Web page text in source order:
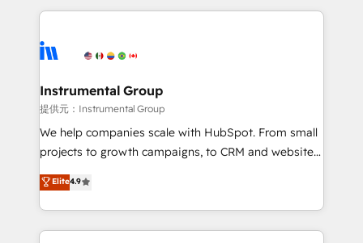
agency for an Ops problem. Don't hire a technical
agency for a growth problem. Hire a partner built to
eminent solutions & integrations. Trust us to
Elite Partners with 10+ years of HubSpot experience
Premier Partner 2023 🌟5 HubSpot Accreditations 🌟
Won HubSpot Theme Challenge 2021 🌟INBOUND’19
HubSpot Rising Star Why us? Harnessing the full
potential of the powerful HubSpot CRM. ✔️A team of
HubSpot experience ✔️Flexible pricing models —
Hourly-fee (assigned one Dedicated HubSpot
Instrumental Group
提供元：Instrumental Group
We help companies scale with HubSpot. From small
projects to growth campaigns, to CRM and websites.
Hire an agency that's experienced in every inch of
HubSpot and willing to work hand-in-hand with your
team to simplify the complex and build a better
experience for your team and customers.
Elite4.9